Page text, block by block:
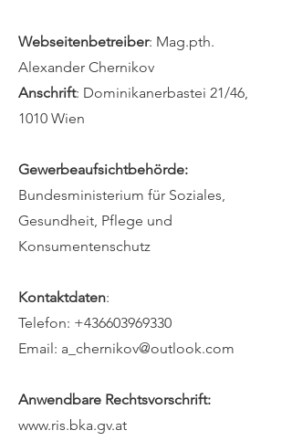
Webseitenbetreiber: Mag.pth.
Alexander Chernikov
Anschrift: Dominikanerbastei 21/46,
1010 Wien
Gewerbeaufsichtbehörde:
Bundesministerium für Soziales,
Gesundheit, Pflege und
Konsumentenschutz
Kontaktdaten:
Telefon: +436603969330
Email: a_chernikov@outlook.com
Anwendbare Rechtsvorschrift:
www.ris.bka.gv.at